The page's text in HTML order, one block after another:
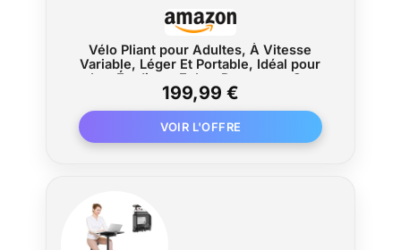
Vélo Pliant pour Adultes, À Vitesse
Variable, Léger Et Portable, Idéal pour
Les Étudiants Et Les Personnes Se
Déplaçant Quotidiennement, Disponible
en 12, 14 Et 16 Pouces B,12
199,99 €